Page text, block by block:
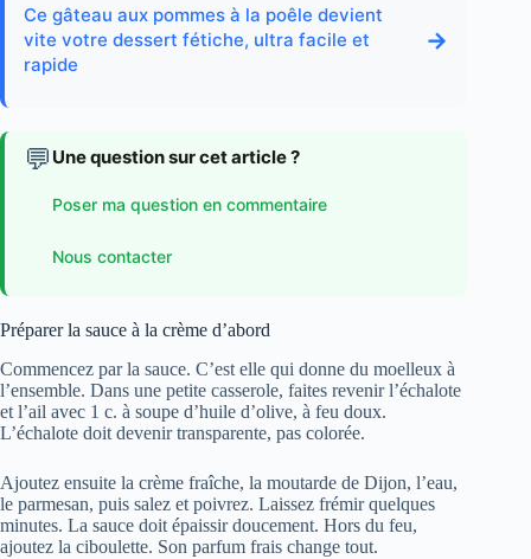
Ce gâteau aux pommes à la poêle devient
vite votre dessert fétiche, ultra facile et
rapide
→
💬 Une question sur cet article ?
Poser ma question en commentaire
Nous contacter
Préparer la sauce à la crème d’abord
Commencez par la sauce. C’est elle qui donne du moelleux à
l’ensemble. Dans une petite casserole, faites revenir l’échalote
et l’ail avec 1 c. à soupe d’huile d’olive, à feu doux.
L’échalote doit devenir transparente, pas colorée.
Ajoutez ensuite la crème fraîche, la moutarde de Dijon, l’eau,
le parmesan, puis salez et poivrez. Laissez frémir quelques
minutes. La sauce doit épaissir doucement. Hors du feu,
ajoutez la ciboulette. Son parfum frais change tout.